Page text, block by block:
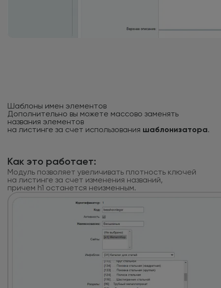
Шаблоны имен элементов
Дополнительно вы можете массово заменять
названия элементов
на листинге за счет использования шаблонизатора.
Как это работает:
Модуль позволяет увеличивать плотность ключей
на листинге за счет изменения названий,
причем h1 останется неизменным.